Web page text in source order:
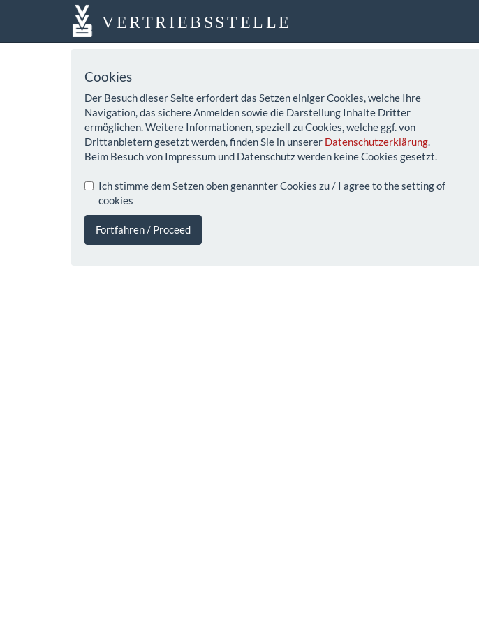
VERTRIEBSSTELLE
Cookies
Der Besuch dieser Seite erfordert das Setzen einiger Cookies, welche Ihre
Navigation, das sichere Anmelden sowie die Darstellung Inhalte Dritter
ermöglichen. Weitere Informationen, speziell zu Cookies, welche ggf. von
Drittanbietern gesetzt werden, finden Sie in unserer Datenschutzerklärung.
Beim Besuch von Impressum und Datenschutz werden keine Cookies gesetzt.
Ich stimme dem Setzen oben genannter Cookies zu / I agree to the setting of
cookies
Fortfahren / Proceed